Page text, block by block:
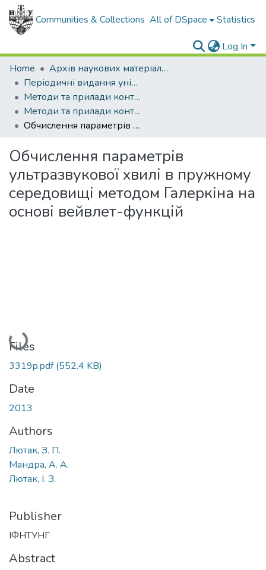
Communities & Collections All of DSpace Statistics
Log In
Home
Архів наукових матеріалів
Періодичні видання університету
Методи та прилади контролю якості
Методи та прилади контролю якості - 2013 - № 30
Обчислення параметрів ультразвукової хвилі в пружному середовищі методом Галеркіна на основі вейвлет-функцій
Обчислення параметрів
ультразвукової хвилі в пружному
середовищі методом Галеркіна на
основі вейвлет-функцій
Loading...
Files
3319p.pdf(552.4 KB)
Date
2013
Authors
Лютак, З. П.
Мандра, А. А.
Лютак, І. З.
Publisher
ІФНТУНГ
Abstract